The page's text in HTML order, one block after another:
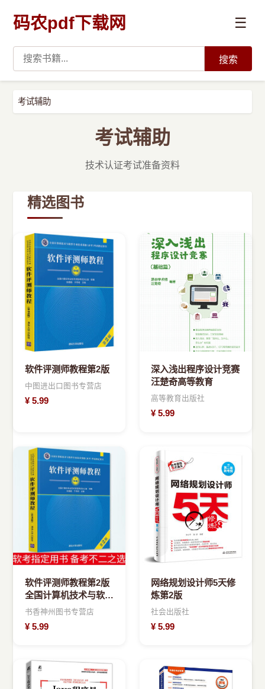
码农pdf下载网 ☰
系统编程
新兴语言
预订书籍
搜索
考试辅助
考试辅助
技术认证考试准备资料
精选图书
软件评测师教程第2版
中图进出口图书专营店
¥ 5.99
深入浅出程序设计竞赛
汪楚奇高等教育
高等教育出版社
¥ 5.99
软件评测师教程第2版
全国计算机技术与软件
技术资格水平考试教材
书香神州图书专营店
¥ 5.99
网络规划设计师5天修
炼第2版
社会出版社
¥ 5.99